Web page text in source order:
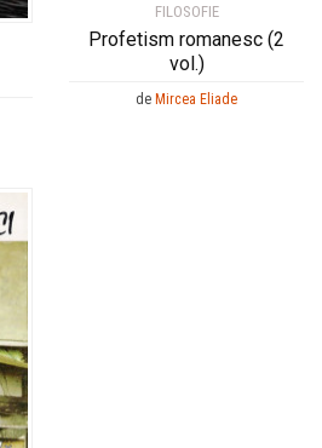
FILOSOFIE
Profetism romanesc (2
vol.)
de Mircea Eliade